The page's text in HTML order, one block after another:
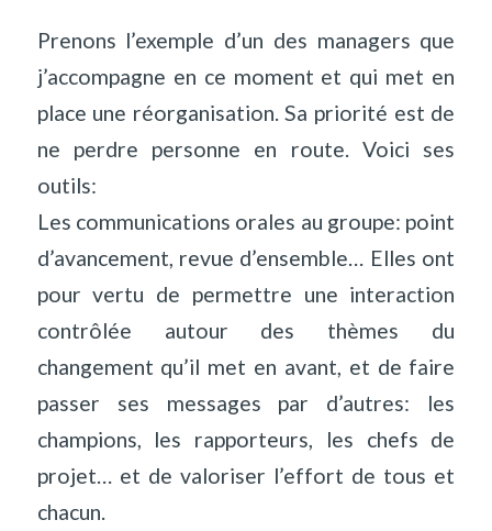
Prenons l’exemple d’un des managers que
j’accompagne en ce moment et qui met en
place une réorganisation. Sa priorité est de
ne perdre personne en route. Voici ses
outils:
Les communications orales au groupe: point
d’avancement, revue d’ensemble… Elles ont
pour vertu de permettre une interaction
contrôlée autour des thèmes du
changement qu’il met en avant, et de faire
passer ses messages par d’autres: les
champions, les rapporteurs, les chefs de
projet… et de valoriser l’effort de tous et
chacun.